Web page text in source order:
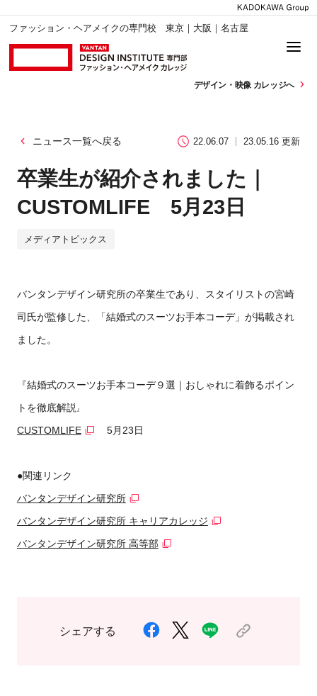
ファッション・ヘアメイクの専門校 東京｜大阪｜名古屋
デザイン・ 映像 カレッジへ
ニュース一覧へ戻る 22.06.07 23.05.16 更新
卒業生が紹介されました｜
CUSTOMLIFE 5月23日
メディアトピックス
バンタンデザイン研究所の卒業生であり、スタイリストの宮崎
司氏が監修した、「結婚式のスーツお手本コーデ」が掲載され
ました。
『結婚式のスーツお手本コーデ９選｜おしゃれに着飾るポイン
トを徹底解説 』
CUSTOMLIFE 5月23日
●関連リンク
バンタンデザイン研究所
バンタンデザイン研究所 キャリアカレッジ
バンタンデザイン研究所 高等部
シェアする